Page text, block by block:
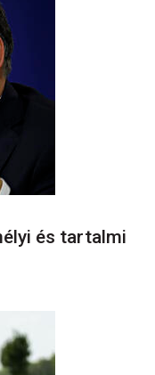
és tartalmi